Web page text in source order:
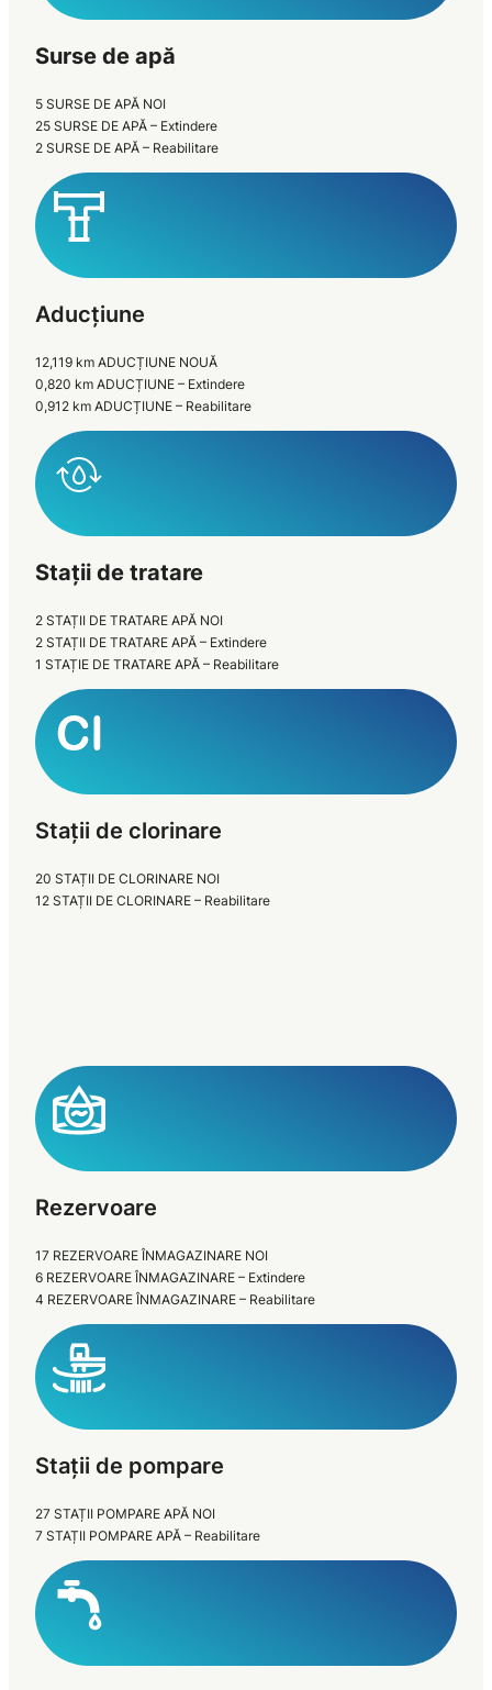
Surse de apă
5 SURSE DE APĂ NOI
25 SURSE DE APĂ – Extindere
2 SURSE DE APĂ – Reabilitare
Aducțiune
12,119 km ADUCȚIUNE NOUĂ
0,820 km ADUCȚIUNE – Extindere
0,912 km ADUCȚIUNE – Reabilitare
Stații de tratare
2 STAȚII DE TRATARE APĂ NOI
2 STAȚII DE TRATARE APĂ – Extindere
1 STAȚIE DE TRATARE APĂ – Reabilitare
Stații de clorinare
20 STAȚII DE CLORINARE NOI
12 STAȚII DE CLORINARE – Reabilitare
Rezervoare
17 REZERVOARE ÎNMAGAZINARE NOI
6 REZERVOARE ÎNMAGAZINARE – Extindere
4 REZERVOARE ÎNMAGAZINARE – Reabilitare
Stații de pompare
27 STAȚII POMPARE APĂ NOI
7 STAȚII POMPARE APĂ – Reabilitare